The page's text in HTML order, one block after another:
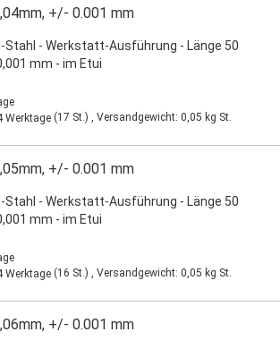
+/- 0.001 mm
Stahl - Werkstatt-Ausführung - Länge 50
mm - im Etui
(17 St.) , Versandgewicht: 0,05 kg St.
+/- 0.001 mm
Stahl - Werkstatt-Ausführung - Länge 50
mm - im Etui
(16 St.) , Versandgewicht: 0,05 kg St.
+/- 0.001 mm